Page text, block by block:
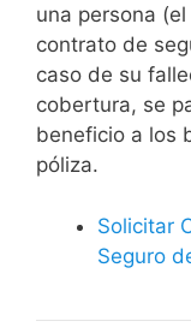
una persona
contrato de
caso de su
cobertura, se
beneficio a los
póliza.
Solicitar
Seguro